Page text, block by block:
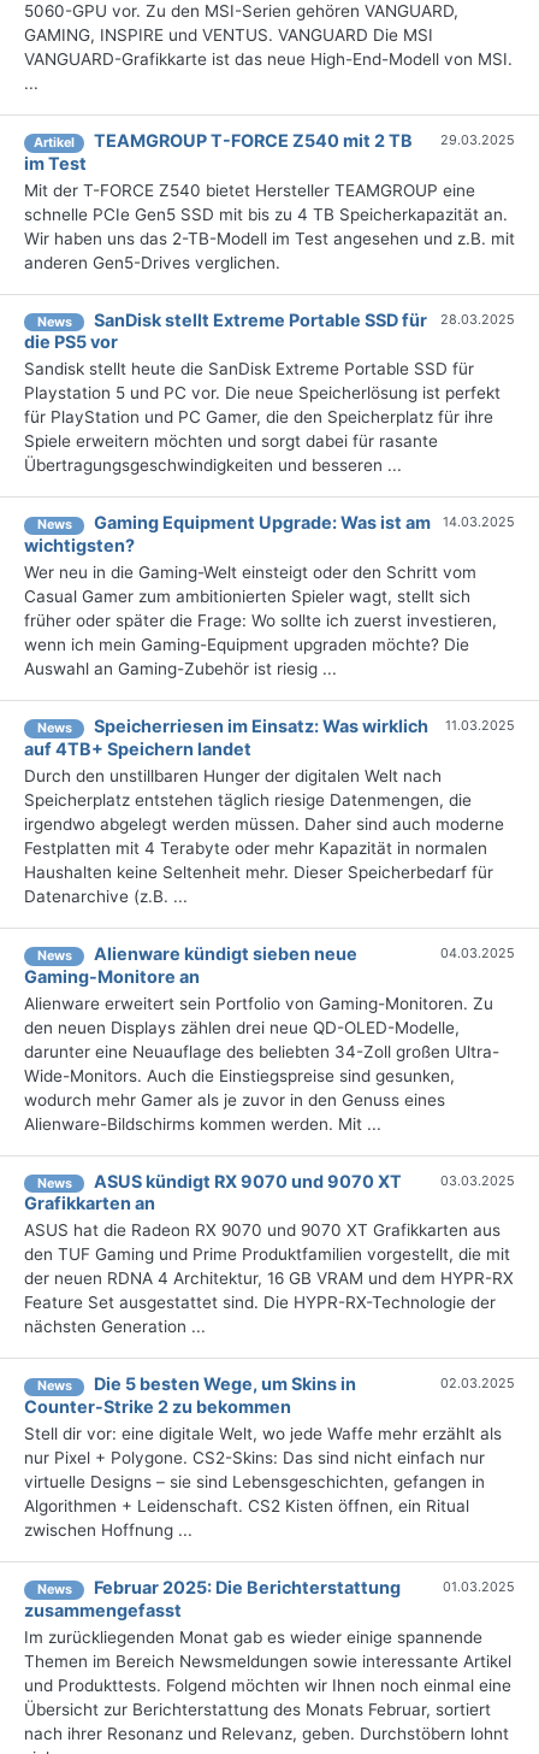
5060-GPU vor. Zu den MSI-Serien gehören VANGUARD,
GAMING, INSPIRE und VENTUS. VANGUARD Die MSI
VANGUARD-Grafikkarte ist das neue High-End-Modell von MSI.
...
Artikel
TEAMGROUP T-FORCE Z540 mit 2 TB
im Test
29.03.2025
Mit der T-FORCE Z540 bietet Hersteller TEAMGROUP eine
schnelle PCIe Gen5 SSD mit bis zu 4 TB Speicherkapazität an.
Wir haben uns das 2-TB-Modell im Test angesehen und z.B. mit
anderen Gen5-Drives verglichen.
News
SanDisk stellt Extreme Portable SSD für
die PS5 vor
28.03.2025
Sandisk stellt heute die SanDisk Extreme Portable SSD für
Playstation 5 und PC vor. Die neue Speicherlösung ist perfekt
für PlayStation und PC Gamer, die den Speicherplatz für ihre
Spiele erweitern möchten und sorgt dabei für rasante
Übertragungsgeschwindigkeiten und besseren ...
News
Gaming Equipment Upgrade: Was ist am
wichtigsten?
14.03.2025
Wer neu in die Gaming-Welt einsteigt oder den Schritt vom
Casual Gamer zum ambitionierten Spieler wagt, stellt sich
früher oder später die Frage: Wo sollte ich zuerst investieren,
wenn ich mein Gaming-Equipment upgraden möchte? Die
Auswahl an Gaming-Zubehör ist riesig ...
News
Speicherriesen im Einsatz: Was wirklich
auf 4TB+ Speichern landet
11.03.2025
Durch den unstillbaren Hunger der digitalen Welt nach
Speicherplatz entstehen täglich riesige Datenmengen, die
irgendwo abgelegt werden müssen. Daher sind auch moderne
Festplatten mit 4 Terabyte oder mehr Kapazität in normalen
Haushalten keine Seltenheit mehr. Dieser Speicherbedarf für
Datenarchive (z.B. ...
News
Alienware kündigt sieben neue
Gaming-Monitore an
04.03.2025
Alienware erweitert sein Portfolio von Gaming-Monitoren. Zu
den neuen Displays zählen drei neue QD-OLED-Modelle,
darunter eine Neuauflage des beliebten 34-Zoll großen Ultra-
Wide-Monitors. Auch die Einstiegspreise sind gesunken,
wodurch mehr Gamer als je zuvor in den Genuss eines
Alienware-Bildschirms kommen werden. Mit ...
News
ASUS kündigt RX 9070 und 9070 XT
Grafikkarten an
03.03.2025
ASUS hat die Radeon RX 9070 und 9070 XT Grafikkarten aus
den TUF Gaming und Prime Produktfamilien vorgestellt, die mit
der neuen RDNA 4 Architektur, 16 GB VRAM und dem HYPR-RX
Feature Set ausgestattet sind. Die HYPR-RX-Technologie der
nächsten Generation ...
News
Die 5 besten Wege, um Skins in
Counter-Strike 2 zu bekommen
02.03.2025
Stell dir vor: eine digitale Welt, wo jede Waffe mehr erzählt als
nur Pixel + Polygone. CS2-Skins: Das sind nicht einfach nur
virtuelle Designs – sie sind Lebensgeschichten, gefangen in
Algorithmen + Leidenschaft. CS2 Kisten öffnen, ein Ritual
zwischen Hoffnung ...
News
Februar 2025: Die Bericht­erstattung
zusammengefasst
01.03.2025
Im zurückliegenden Monat gab es wieder einige spannende
Themen im Bereich Newsmeldungen sowie interessante Artikel
und Produkttests. Folgend möchten wir Ihnen noch einmal eine
Übersicht zur Berichterstattung des Monats Februar, sortiert
nach ihrer Resonanz und Relevanz, geben. Durchstöbern lohnt